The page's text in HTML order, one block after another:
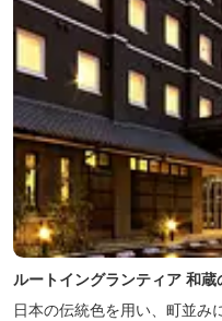
ルートイングランティア 和
日本の伝統色を用い、町並み